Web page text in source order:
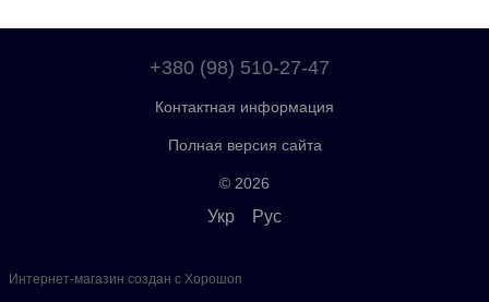
+380 (98) 510-27-47
Контактная информация
Полная версия сайта
© 2026
Укр Рус
Интернет-магазин создан с Хорошоп